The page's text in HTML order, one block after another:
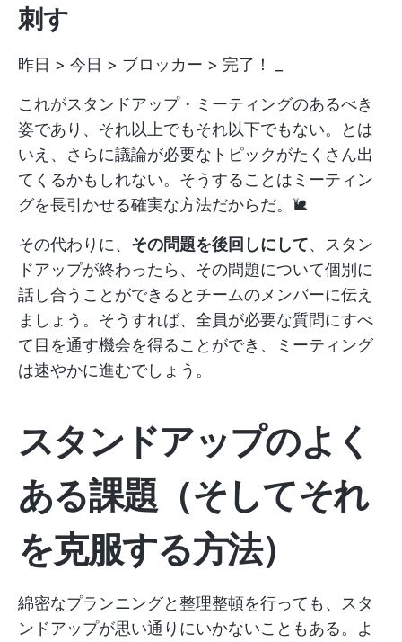
刺す
昨日 > 今日 > ブロッカー > 完了！ _
これがスタンドアップ・ミーティングのあるべき
姿であり、それ以上でもそれ以下でもない。とは
いえ、さらに議論が必要なトピックがたくさん出
てくるかもしれない。そうすることはミーティン
グを長引かせる確実な方法だからだ。🐌
その代わりに、 その問題を後回しにして、スタン
ドアップが終わったら、その問題について個別に
話し合うことができるとチームのメンバーに伝え
ましょう。そうすれば、全員が必要な質問にすべ
て目を通す機会を得ることができ、ミーティング
は速やかに進むでしょう。
スタンドアップのよく
ある課題（そしてそれ
を克服する方法）
綿密なプランニングと整理整頓を行っても、スタ
ンドアップが思い通りにいかないこともある。よ